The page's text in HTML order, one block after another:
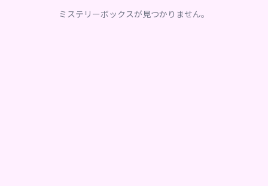
ミステリーボックスが見つかりません。